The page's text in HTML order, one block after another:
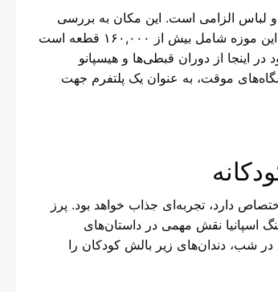
به مد و لباس الزامی است. این مکان به بررسی
تاریخچه تهیه و دوخت لباس و طراحی مد اختصاص دارد. کلکسیون دائمی این موزه شامل بیش از ۱۶۰,۰۰۰ قطعه است
اینجا از دوران قبطی‌ها و هیسپانو
موقت، به عنوان یک پلتفرم جهت
دارد، تجربه‌ای جذاب خواهد بود. پرز
سال ۱۹۰۲ شناخته شد، در فرهنگ اسپانیا نقش مهمی در داستان‌های
شب، دندان‌های زیر بالش کودکان را